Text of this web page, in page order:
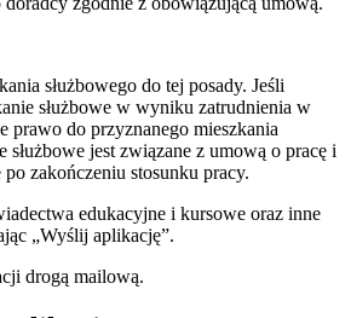
służbowego do tej posady. Jeśli
służbowe w wyniku zatrudnienia w
prawo do przyznanego mieszkania
służbowe jest związane z umową o pracę i
zakończeniu stosunku pracy.
edukacyjne i kursowe oraz inne
„Wyślij aplikację”.
drogą mailową.